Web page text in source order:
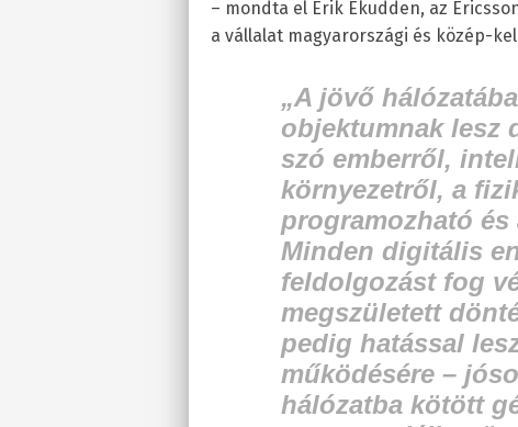
– mondta el Erik Ekudden, az
a vállalat magyarországi és közép-
„A jövő
objektumnak lesz
szó emberről,
környezetről, a
programozható
Minden digitális
feldolgozást fog
megszületett
pedig hatással
működésére –
hálózatba kötött